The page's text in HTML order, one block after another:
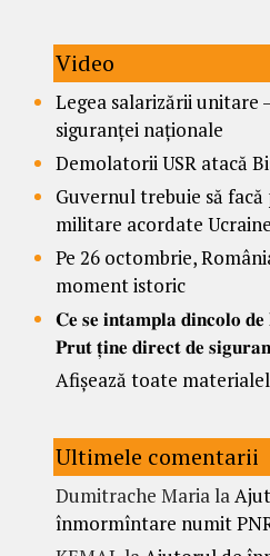
Video
Legea salarizării unitare
siguranței naționale
Demolatorii USR atacă
Guvernul trebuie să
militare acordate
Pe 26 octombrie,
moment istoric
𝐂𝐞 𝐬𝐞 𝐢𝐧𝐭𝐚𝐦𝐩𝐥𝐚 𝐝𝐢𝐧𝐜𝐨𝐥𝐨 𝐝𝐞
𝐏𝐫𝐮𝐭 𝐭̦𝐢𝐧𝐞 𝐝𝐢𝐫𝐞𝐜𝐭 𝐝𝐞
Afișează toate
Ultimele comentarii
Dumitrache Mariala
înmormîntare numit